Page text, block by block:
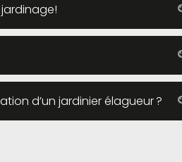
d’un jardinier élagueur ?